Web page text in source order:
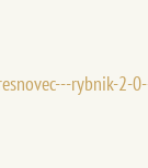
rybnik-2-